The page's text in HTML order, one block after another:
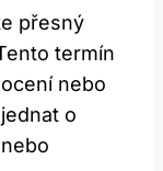
přesný
termín
nebo
o